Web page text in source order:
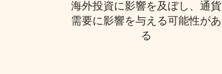
海外投資に影響を及ぼし、通貨
需要に影響を与える可能性があ
る